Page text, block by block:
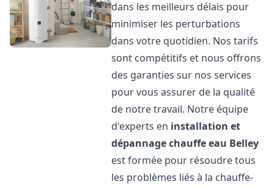
dans les meilleurs délais pour
minimiser les perturbations
dans votre quotidien. Nos tarifs
sont compétitifs et nous offrons
des garanties sur nos services
pour vous assurer de la qualité
de notre travail. Notre équipe
d'experts en installation et
dépannage chauffe eau Belley
est formée pour résoudre tous
les problèmes liés à la chauffe-